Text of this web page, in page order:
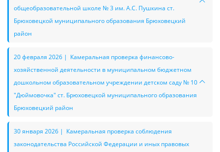
общеобразовательной школе № 3 им. А.С. Пушкина ст.
Брюховецкой муниципального образования Брюховецкий
район
20 февраля 2026 | Камеральная проверка финансово-
хозяйственной деятельности в муниципальном бюджетном
дошкольном образовательном учреждении детском саду № 10
"Дюймовочка" ст. Брюховецкой муниципального образования
Брюховецкий район
30 января 2026 | Камеральная проверка соблюдения
законодательства Российской Федерации и иных правовых